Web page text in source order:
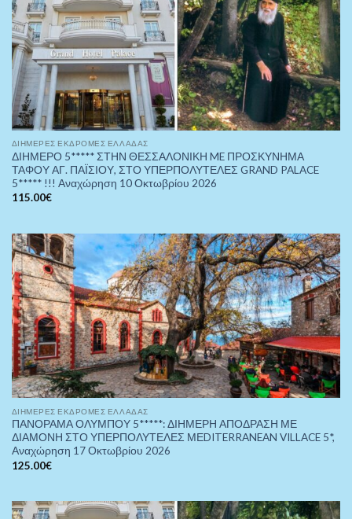
ΔΙΉΜΕΡΕΣ ΕΚΔΡΟΜΈΣ ΕΛΛΆΔΑΣ
ΔΙΗΜΕΡΟ 5***** ΣΤΗΝ ΘΕΣΣΑΛΟΝΙΚΗ ME ΠΡΟΣΚΥΝΗΜΑ
ΤΑΦΟΥ ΑΓ. ΠΑΪΣΙΟΥ, ΣΤΟ ΥΠΕΡΠΟΛΥΤΕΛΕΣ GRAND PALACE
5***** !!! Αναχώρηση 10 Οκτωβρίου 2026
115.00€
ΔΙΉΜΕΡΕΣ ΕΚΔΡΟΜΈΣ ΕΛΛΆΔΑΣ
ΠΑΝΟΡΑΜΑ ΟΛΥΜΠΟΥ 5*****: ΔΙΗΜΕΡΗ ΑΠΟΔΡΑΣΗ ΜΕ
ΔΙΑΜΟΝΗ ΣΤΟ ΥΠΕΡΠΟΛΥΤΕΛΕΣ ΜΕDITERRANEAN VILLACE 5*,
Αναχώρηση 17 Οκτωβρίου 2026
125.00€